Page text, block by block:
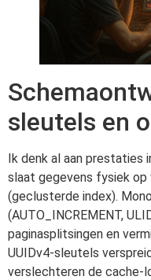
sleutels en
Ik denk al aan prestaties
slaat gegevens fysiek
(geclusterde index).
(AUTO_INCREMENT,
paginasplitsingen en
UUIDv4-sleutels
verslechteren de cache-